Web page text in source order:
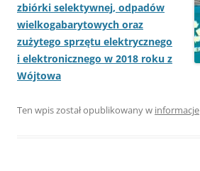
zbiórki selektywnej, odpadów
wielkogabarytowych oraz
zużytego sprzętu elektrycznego
i elektronicznego w 2018 roku z
Wójtowa
Ten wpis został opublikowany w informacje